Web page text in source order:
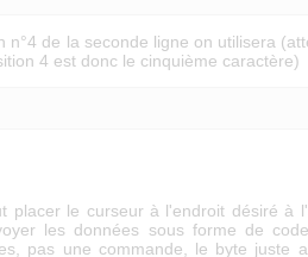
n°4 de la seconde ligne on utilisera
4 est donc le cinquième caractère)
placer le curseur à l'endroit désiré à
les données sous forme de
pas une commande, le byte juste